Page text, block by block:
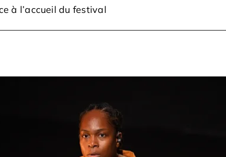
à l’accueil du festival